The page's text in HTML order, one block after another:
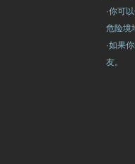
·你可
危险境
·如果
友。